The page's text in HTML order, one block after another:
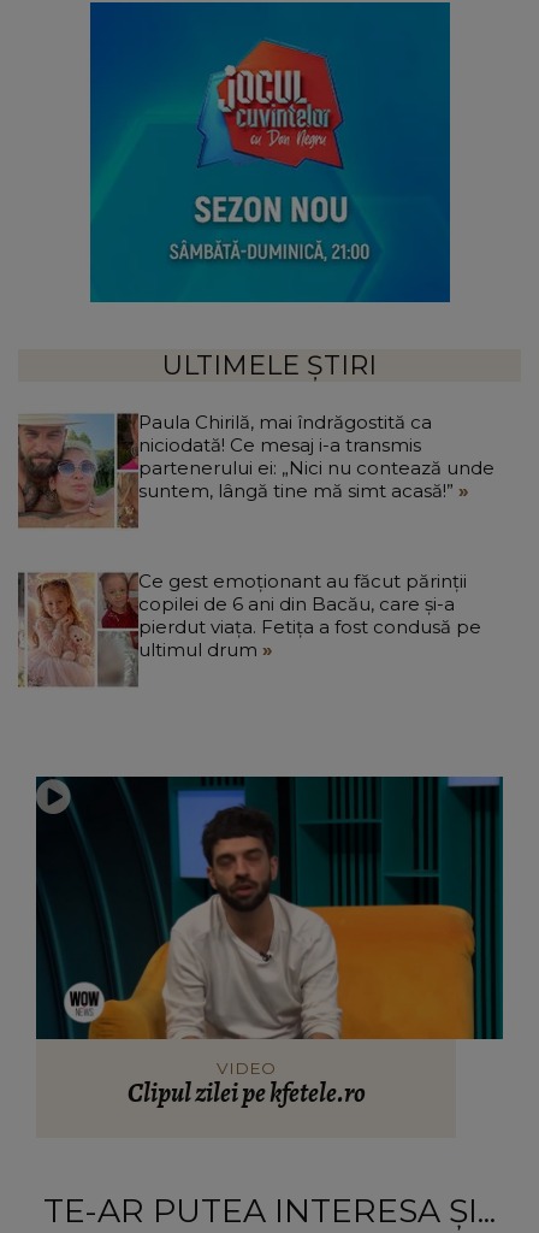
ULTIMELE ȘTIRI
Paula Chirilă, mai îndrăgostită ca
niciodată! Ce mesaj i-a transmis
partenerului ei: „Nici nu contează unde
suntem, lângă tine mă simt acasă!”
Ce gest emoționant au făcut părinții
copilei de 6 ani din Bacău, care și-a
pierdut viața. Fetița a fost condusă pe
ultimul drum
VIDEO
Clipul zilei pe kfetele.ro
TE-AR PUTEA INTERESA ȘI...